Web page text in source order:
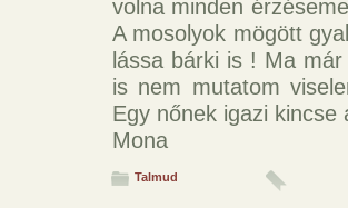
volna minden
A mosolyok mögött
lássa bárki is ! Ma
is nem mutatom
Egy nőnek igazi kincse
Mona
Talmud